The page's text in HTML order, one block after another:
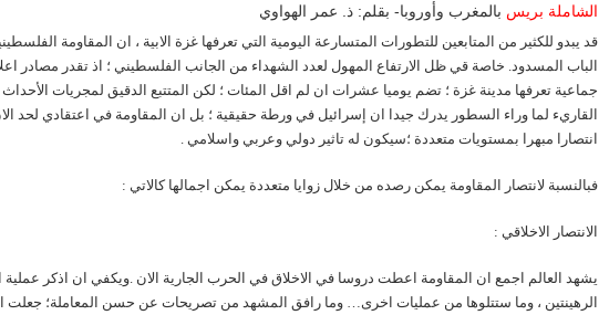
الشاملة بريس بالمغرب وأوروبا- بقلم: ذ. عمر الهواوي
قد يبدو للكثير من المتابعين للتطورات المتسارعة اليومية التي تعرفها غزة الابية ، ان المقاومة
الباب المسدود. خاصة قي ظل الارتفاع المهول لعدد الشهداء من الجانب الفلسطيني ؛ اذ تقدر مصادر
جماعية تعرفها مدينة غزة ؛ تضم يوميا عشرات ان لم اقل المئات ؛ لكن المتتبع الدقيق لمجريات
القاريء لما وراء السطور يدرك جيدا ان إسرائيل في ورطة حقيقية ؛ بل ان المقاومة في اعتقادي لحد
انتصارا مبهرا بمستويات متعددة ؛سيكون له تاثير دولي وعربي واسلامي .
فبالنسبة لانتصار المقاومة يمكن رصده من خلال زوايا متعددة يمكن اجمالها كالاتي :
الانتصار الاخلاقي :
يشهد العالم اجمع ان المقاومة اعطت دروسا في الاخلاق في الحرب الجارية الان .ويكفي ان اذكر
الرهينتين ، وما ستتلوها من عمليات اخرى… وما رافق المشهد من تصريحات عن حسن المعاملة؛ جعلت